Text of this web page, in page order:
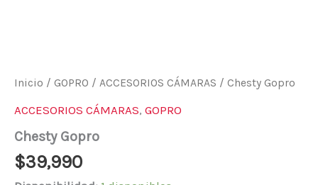
Inicio / GOPRO / ACCESORIOS CÁMARAS / Chesty Gopro
ACCESORIOS CÁMARAS, GOPRO
Chesty Gopro
$39,990